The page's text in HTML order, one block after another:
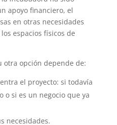
apoyo financiero, el
en otras necesidades
espacios físicos de
otra opción depende de:
el proyecto: si todavía
o si es un negocio que ya
necesidades.